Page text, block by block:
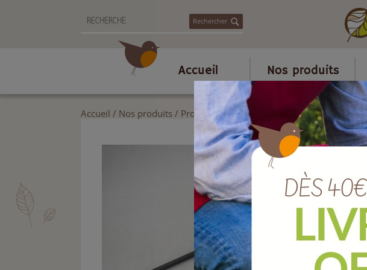
Rechercher
Accueil Nos produits
Accueil / Nos produits / Produits et accessoires de cheminée/